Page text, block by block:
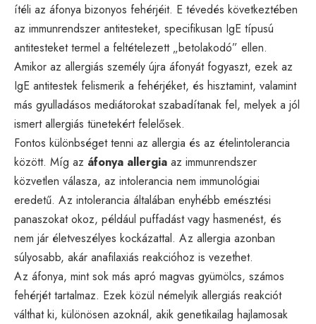
ítéli az áfonya bizonyos fehérjéit. E tévedés következtében
az immunrendszer antitesteket, specifikusan IgE típusú
antitesteket termel a feltételezett „betolakodó” ellen.
Amikor az allergiás személy újra áfonyát fogyaszt, ezek az
IgE antitestek felismerik a fehérjéket, és hisztamint, valamint
más gyulladásos mediátorokat szabadítanak fel, melyek a jól
ismert allergiás tünetekért felelősek.
Fontos különbséget tenni az allergia és az ételintolerancia
között. Míg az áfonya allergia az immunrendszer
közvetlen válasza, az intolerancia nem immunológiai
eredetű. Az intolerancia általában enyhébb emésztési
panaszokat okoz, például puffadást vagy hasmenést, és
nem jár életveszélyes kockázattal. Az allergia azonban
súlyosabb, akár anafilaxiás reakcióhoz is vezethet.
Az áfonya, mint sok más apró magvas gyümölcs, számos
fehérjét tartalmaz. Ezek közül némelyik allergiás reakciót
válthat ki, különösen azoknál, akik genetikailag hajlamosak